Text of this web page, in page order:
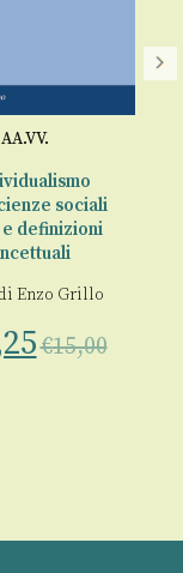
AA.VV.
sociali
definizioni
Enzo Grillo
€15,00